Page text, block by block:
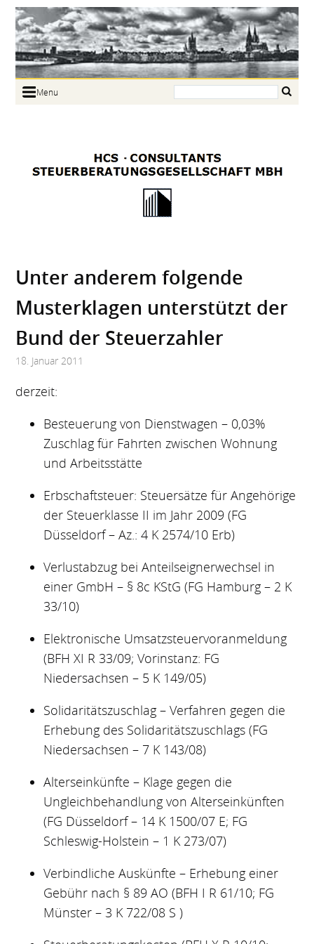
Menu
Links
Unter anderem folgende
Musterklagen unterstützt der
Bund der Steuerzahler
18. Januar 2011
derzeit:
Besteuerung von Dienstwagen – 0,03%
Zuschlag für Fahrten zwischen Wohnung
und Arbeitsstätte
Erbschaftsteuer: Steuersätze für Angehörige
der Steuerklasse II im Jahr 2009 (FG
Düsseldorf – Az.: 4 K 2574/10 Erb)
Verlustabzug bei Anteilseignerwechsel in
einer GmbH – § 8c KStG (FG Hamburg – 2 K
33/10)
Elektronische Umsatzsteuervoranmeldung
(BFH XI R 33/09; Vorinstanz: FG
Niedersachsen – 5 K 149/05)
Solidaritätszuschlag – Verfahren gegen die
Erhebung des Solidaritätszuschlags (FG
Niedersachsen – 7 K 143/08)
Alterseinkünfte – Klage gegen die
Ungleichbehandlung von Alterseinkünften
(FG Düsseldorf – 14 K 1500/07 E; FG
Schleswig-Holstein – 1 K 273/07)
Verbindliche Auskünfte – Erhebung einer
Gebühr nach § 89 AO (BFH I R 61/10; FG
Münster – 3 K 722/08 S )